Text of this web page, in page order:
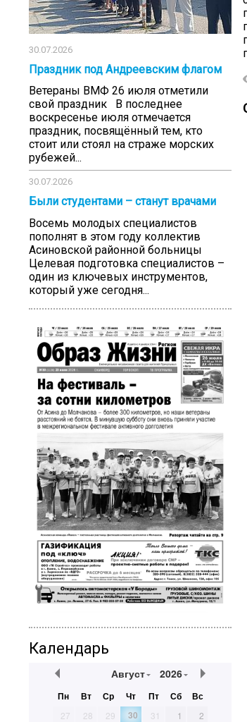
30.07.2026
Праздник под Андреевским флагом
Ветераны ВМФ 26 июля отметили
свой праздник В последнее
воскресенье июля отмечается
праздник, посвящённый тем, кто
стоит или стоял на страже морских
рубежей...
30.07.2026
Были студентами – станут врачами
Восемь молодых специалистов
пополнят в этом году коллектив
Асиновской районной больницы
Целевая подготовка специалистов –
один из ключевых инструментов,
который уже сегодня...
Календарь
Август 2026
Пн Вт Ср Чт Пт Сб Вс
27 28 29 30 31 1
2